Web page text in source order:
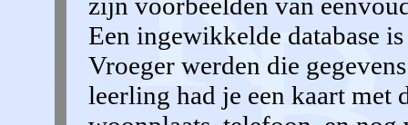
Een ingewikkelde database
Vroeger werden die
leerling had je een kaart met